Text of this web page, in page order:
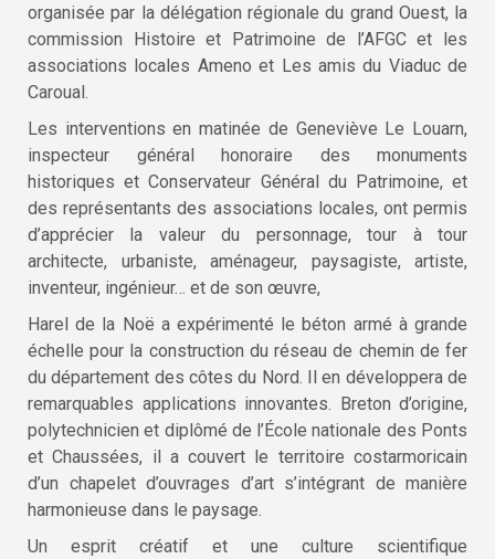
organisée par la délégation régionale du grand Ouest, la
commission Histoire et Patrimoine de l’AFGC et les
associations locales Ameno et Les amis du Viaduc de
Caroual.
Les interventions en matinée de Geneviève Le Louarn,
inspecteur général honoraire des monuments
historiques et Conservateur Général du Patrimoine, et
des représentants des associations locales, ont permis
d’apprécier la valeur du personnage, tour à tour
architecte, urbaniste, aménageur, paysagiste, artiste,
inventeur, ingénieur… et de son œuvre,
Harel de la Noë a expérimenté le béton armé à grande
échelle pour la construction du réseau de chemin de fer
du département des côtes du Nord. Il en développera de
remarquables applications innovantes. Breton d’origine,
polytechnicien et diplômé de l’École nationale des Ponts
et Chaussées, il a couvert le territoire costarmoricain
d’un chapelet d’ouvrages d’art s’intégrant de manière
harmonieuse dans le paysage.
Un esprit créatif et une culture scientifique